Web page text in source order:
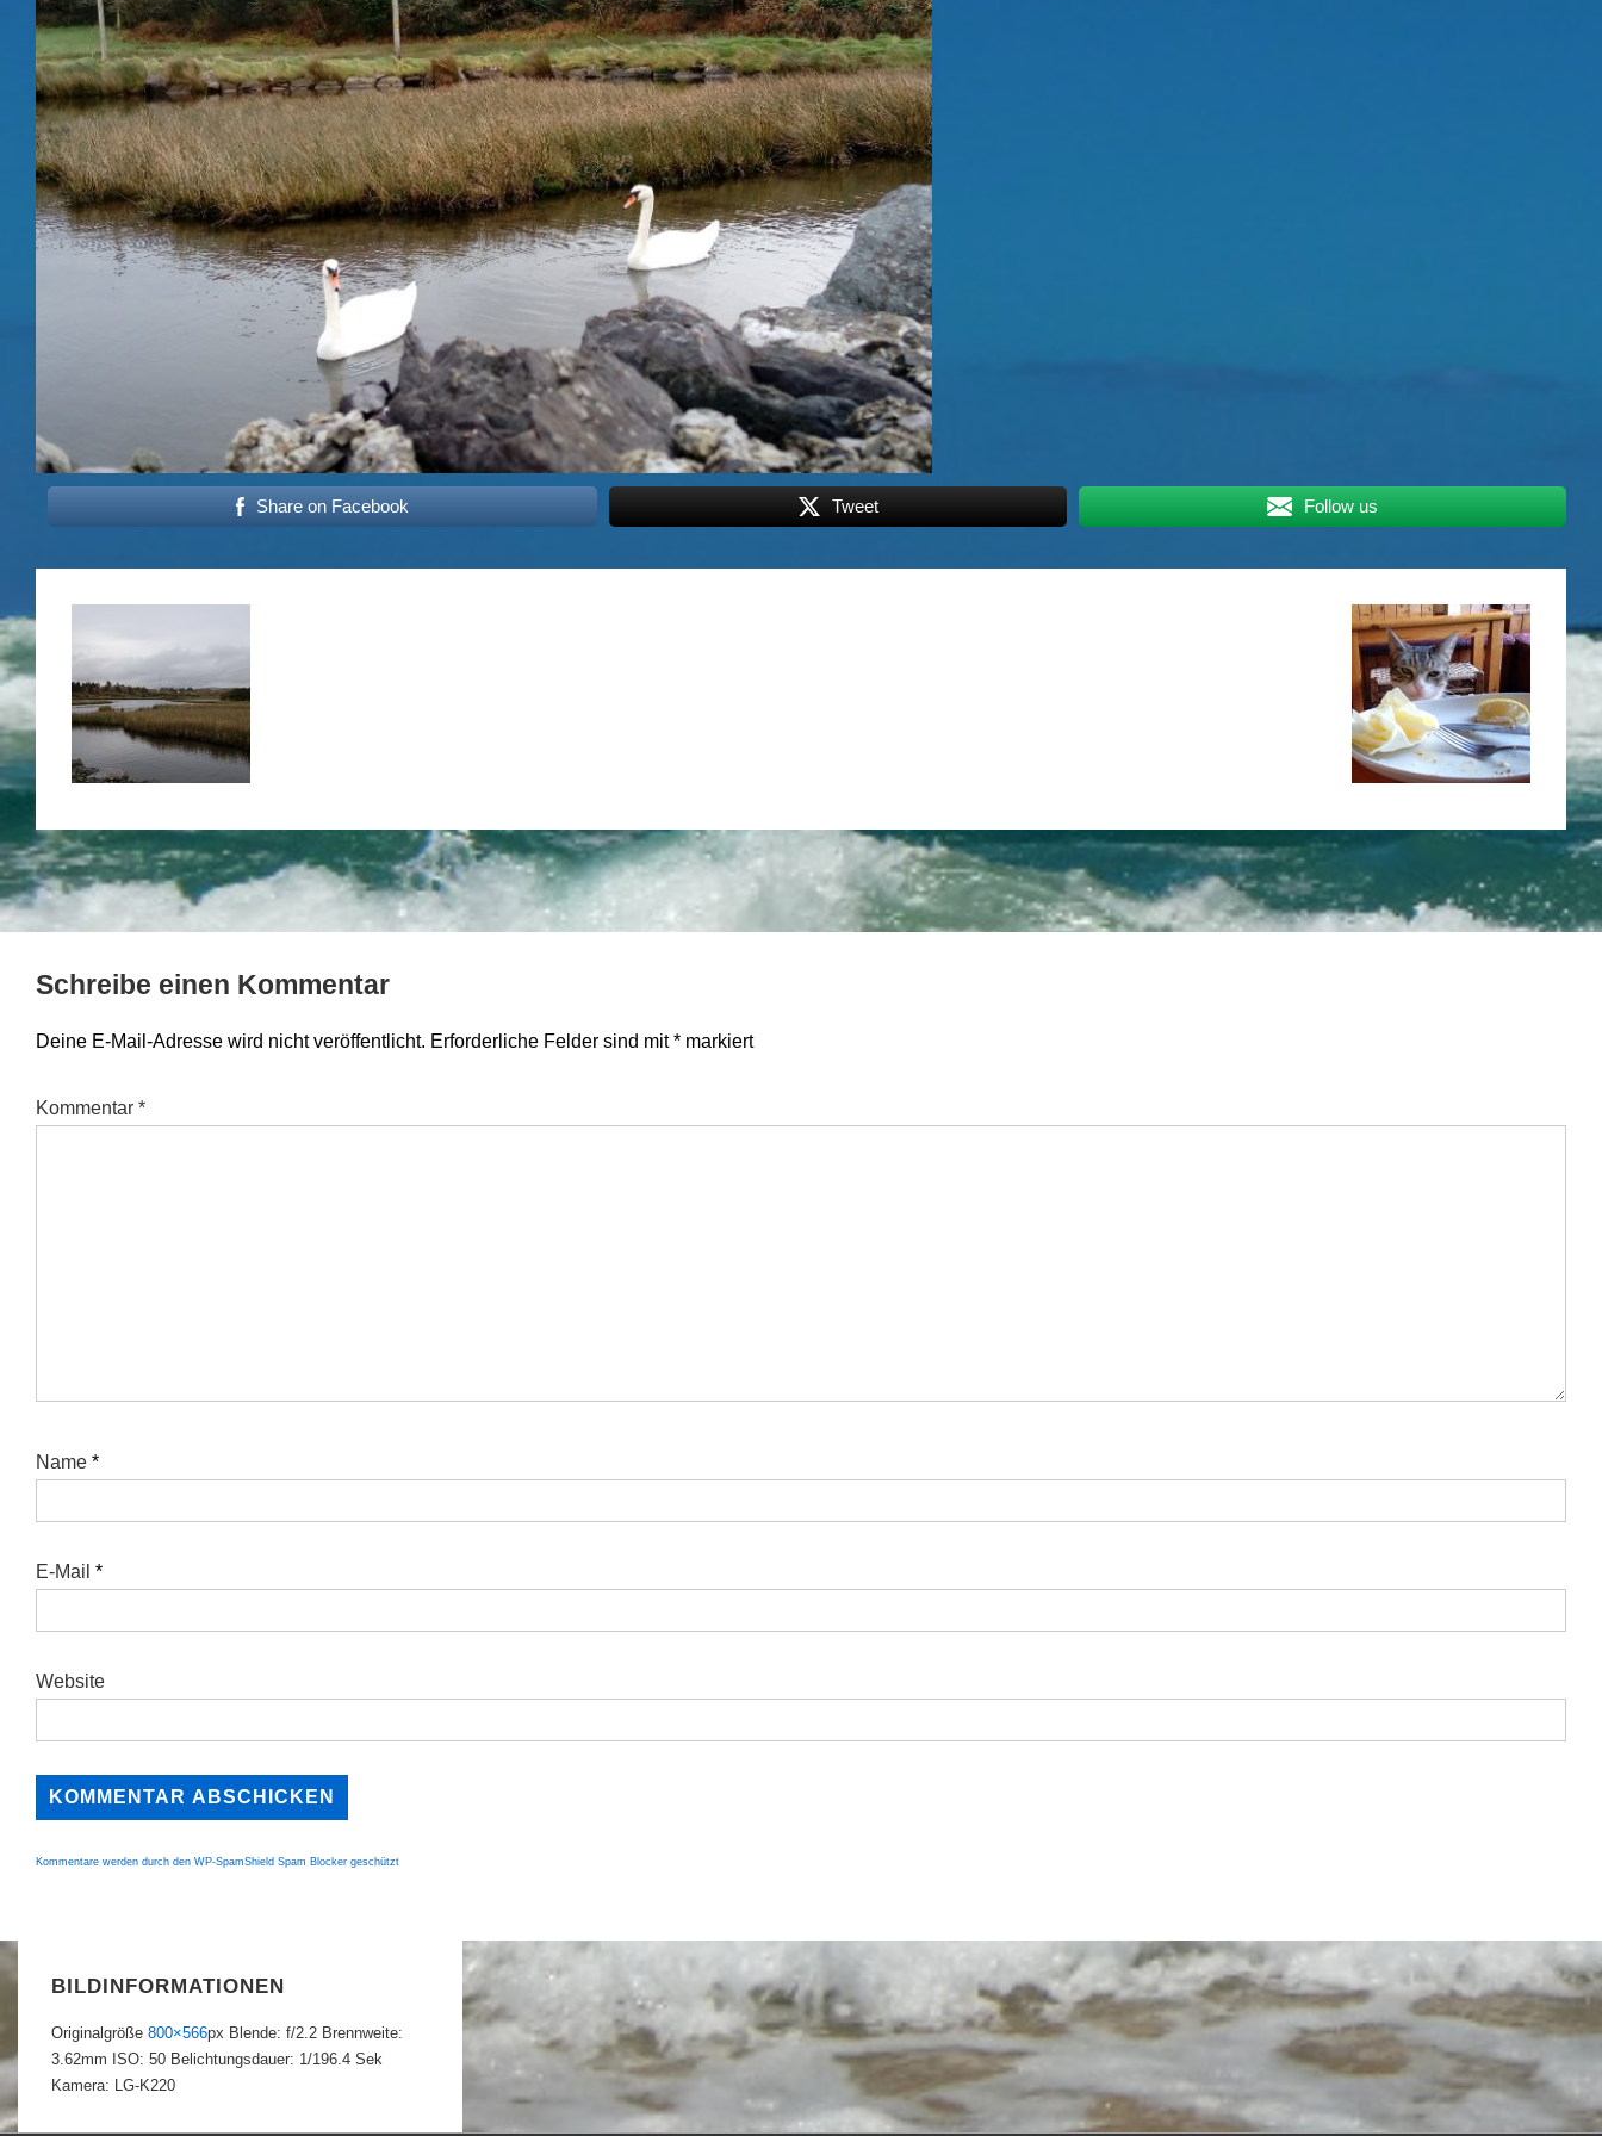
Share on Facebook Tweet Follow us
Schreibe einen Kommentar
Deine E-Mail-Adresse wird nicht veröffentlicht. Erforderliche Felder sind mit* markiert
Kommentar *
Name *
E-Mail *
Website
Kommentare werden durch den WP-SpamShield Spam Blocker geschützt
BILDINFORMATIONEN
Originalgröße 800×566px Blende: f/2.2 Brennweite:
3.62mm ISO: 50 Belichtungsdauer: 1/196.4 Sek
Kamera: LG-K220